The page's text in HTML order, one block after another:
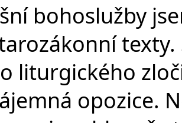
bohoslužby
liturgického
opozice.